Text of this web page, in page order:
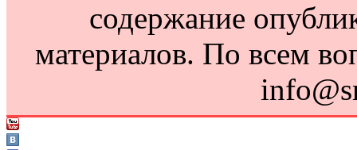
содержание
материалов. По всем